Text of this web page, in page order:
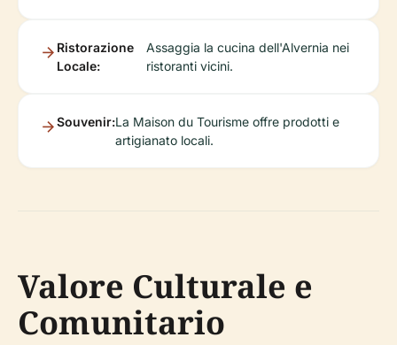
Ristorazione
Locale:
Assaggia la cucina dell'Alvernia nei
ristoranti vicini.
Souvenir:La Maison du Tourisme offre prodotti e
artigianato locali.
Valore Culturale e
Comunitario